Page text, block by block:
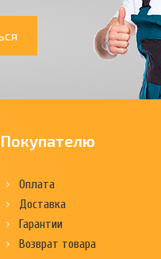
Покупателю
Оплата
Доставка
Гарантии
Возврат товара